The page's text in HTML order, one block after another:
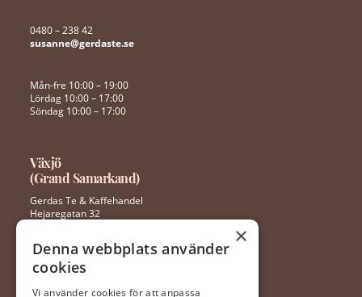
0480 – 238 42
susanne@gerdaste.se
Mån-fre 10:00 – 19:00
Lördag 10:00 – 17:00
Söndag 10:00 – 17:00
Växjö
(Grand Samarkand)
Gerdas Te & Kaffehandel
Hejaregatan 32
0470 – 281 44
×
Denna webbplats använder
cookies
Vi använder cookies för att anpassa